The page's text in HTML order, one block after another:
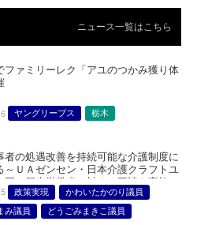
ニュース一覧はこちら
ファミリーレク「アユのつかみ獲り体
ヤングリーブス 栃木
者の処遇改善を持続可能な介護制度に
～ＵＡゼンセン・日本介護クラフトユ
同で厚生労働省に対する要請を実施～
政策実現
かわいたかのり議員
み議員
どうごみまきこ議員